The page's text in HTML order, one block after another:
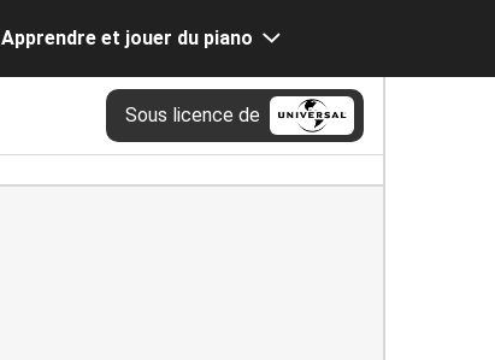
Apprendre et jouer du piano
Sous licence de